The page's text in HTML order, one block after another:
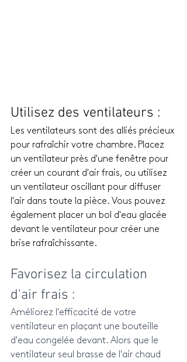
Utilisez des ventilateurs :
Les ventilateurs sont des alliés précieux
pour rafraîchir votre chambre. Placez
un ventilateur près d'une fenêtre pour
créer un courant d'air frais, ou utilisez
un ventilateur oscillant pour diffuser
l'air dans toute la pièce. Vous pouvez
également placer un bol d'eau glacée
devant le ventilateur pour créer une
brise rafraîchissante.
Favorisez la circulation
d'air frais :
Améliorez l'efficacité de votre
ventilateur en plaçant une bouteille
d'eau congelée devant. Alors que le
ventilateur seul brasse de l'air chaud